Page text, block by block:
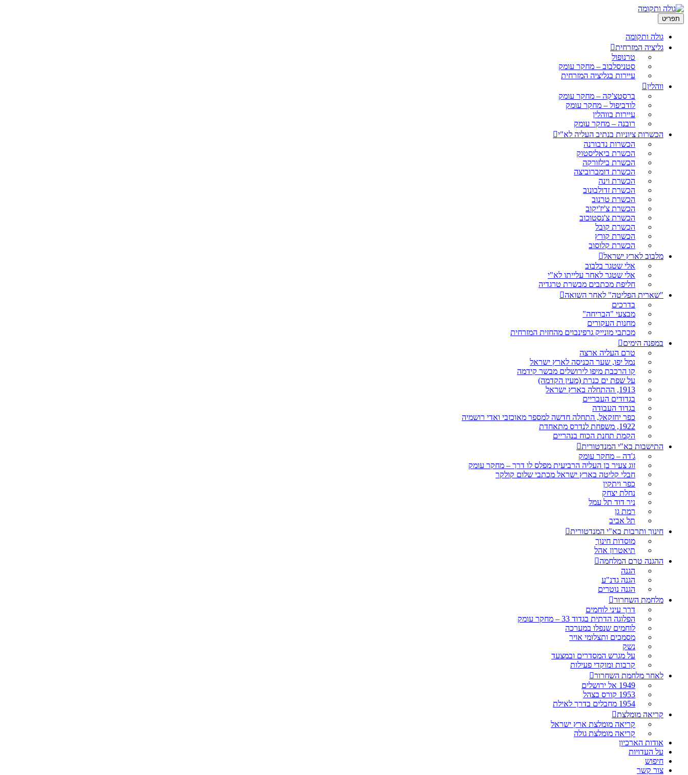
תפריט
גולה ותקומה
גליציה המזרחית
טרנופול
סטניסלבוב – מחקר עומק
עיירות בגליציה המזרחית
ווהלין
ברסטצ'קה – מחקר עומק
לודביפול – מחקר עומק
עיירות בווהלין
רובנה – מחקר עומק
הכשרות ציוניות בנתיב העליה לא"י
הכשרות נדבורנה
הכשרת ביאליסטוק
הכשרת בילזורקה
הכשרת דומברוביצה
הכשרת וינה
הכשרת זדולבונוב
הכשרת טרנוב
הכשרת צ'יז'יקוב
הכשרת צ'נסטוכוב
הכשרת קובל
הכשרת קורץ
הכשרת קלוסוב
מלבוב לארץ ישראל
אלי שטגר בלבוב
אלי שטגר לאחר עלייתו לא"י
חליפת מכתבים מבשרת טרגדיה
"שארית הפליטה" לאחר השואה
בדרכים
מבצעי "הבריחה"
מחנות העקורים
מכתבי מונייק גרפינבוים מהחזית המזרחית
במפנה הימים
טרם העליה ארצה
נמל יפו, שער הכניסה לארץ ישראל
קו הרכבת מיפו לירושלים מבשר קידמה
על שפת ים כנרת (מעין הקדמה)
1913, ההתחלה בארץ ישראל
בגדודים העבריים
בגדוד העבודה
כפר יחזקאל, התחלה חדשה למספר מאוכזבי ואדי רושמיה
1922, משפחת לנדרס מתאחדת
הקמת תחנת הכוח בנהריים
התישבות בא"י המנדטורית
ג'דה – מחקר עומק
זוג צעיר בן העליה הרביעית מפלס לו דרך – מחקר עומק
חבלי קליטה בארץ ישראל מכתבי שלום קולקר
כפר ויתקין
נחלת יצחק
ניר דוד תל עמל
רמת גן
תל אביב
חינוך ותרבות בא"י המנדטורית
מוסדות חינוך
תיאטרון אהל
ההגנה טרם המלחמה
הגנה
הגנה גדנ"ע
הגנה נוטרים
מלחמת השחרור
דרך עיני לוחמים
הפלוגה הדתית בגדוד 33 – מחקר עומק
לוחמים שנפלו במערכה
מסמכים ותצלומי אויר
נשק
על מגרש המסדרים ובמצעד
קרבות ומוקדי פעילות
לאחר מלחמת השחרור
1949 אל ירושלים
1953 קורס בצהל
1954 מחבלים בדרך לאילת
קריאה מומלצת
קריאה מומלצת ארץ ישראל
קריאה מומלצת גולה
אודות הארכיון
על העדויות
חיפוש
צור קשר